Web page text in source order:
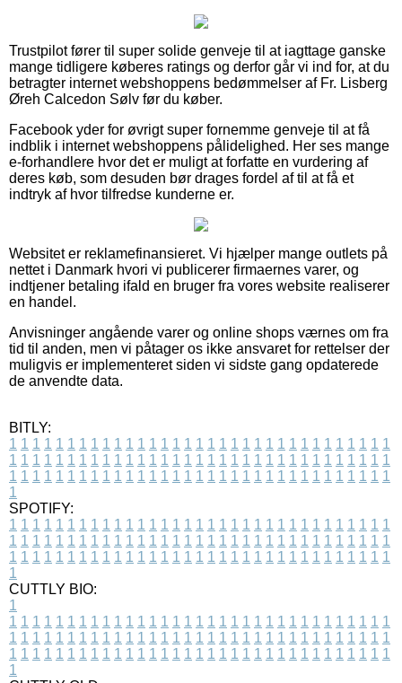
Trustpilot fører til super solide genveje til at iagttage ganske
mange tidligere køberes ratings og derfor går vi ind for, at du
betragter internet webshoppens bedømmelser af Fr. Lisberg
Øreh Calcedon Sølv før du køber.
Facebook yder for øvrigt super fornemme genveje til at få
indblik i internet webshoppens pålidelighed. Her ses mange
e-forhandlere hvor det er muligt at forfatte en vurdering af
deres køb, som desuden bør drages fordel af til at få et
indtryk af hvor tilfredse kunderne er.
Websitet er reklamefinansieret. Vi hjælper mange outlets på
nettet i Danmark hvori vi publicerer firmaernes varer, og
indtjener betaling ifald en bruger fra vores website realiserer
en handel.
Anvisninger angående varer og online shops værnes om fra
tid til anden, men vi påtager os ikke ansvaret for rettelser der
muligvis er implementeret siden vi sidste gang opdaterede
de anvendte data.
BITLY:
1 1 1 1 1 1 1 1 1 1 1 1 1 1 1 1 1 1 1 1 1 1 1 1 1 1 1 1 1 1 1 1 1
1 1 1 1 1 1 1 1 1 1 1 1 1 1 1 1 1 1 1 1 1 1 1 1 1 1 1 1 1 1 1 1 1
1 1 1 1 1 1 1 1 1 1 1 1 1 1 1 1 1 1 1 1 1 1 1 1 1 1 1 1 1 1 1 1 1
1
SPOTIFY:
1 1 1 1 1 1 1 1 1 1 1 1 1 1 1 1 1 1 1 1 1 1 1 1 1 1 1 1 1 1 1 1 1
1 1 1 1 1 1 1 1 1 1 1 1 1 1 1 1 1 1 1 1 1 1 1 1 1 1 1 1 1 1 1 1 1
1 1 1 1 1 1 1 1 1 1 1 1 1 1 1 1 1 1 1 1 1 1 1 1 1 1 1 1 1 1 1 1 1
1
CUTTLY BIO:
1
1 1 1 1 1 1 1 1 1 1 1 1 1 1 1 1 1 1 1 1 1 1 1 1 1 1 1 1 1 1 1 1 1
1 1 1 1 1 1 1 1 1 1 1 1 1 1 1 1 1 1 1 1 1 1 1 1 1 1 1 1 1 1 1 1 1
1 1 1 1 1 1 1 1 1 1 1 1 1 1 1 1 1 1 1 1 1 1 1 1 1 1 1 1 1 1 1 1 1
1